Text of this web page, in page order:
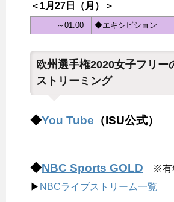
＜1月27日（月）＞
～01:00 ◆エキシビション
欧州選手権2020女子フリー
ストリーミング
◆You Tube （ISU公式）
◆NBC Sports GOLD ※有
▶ NBCライブストリーム一覧